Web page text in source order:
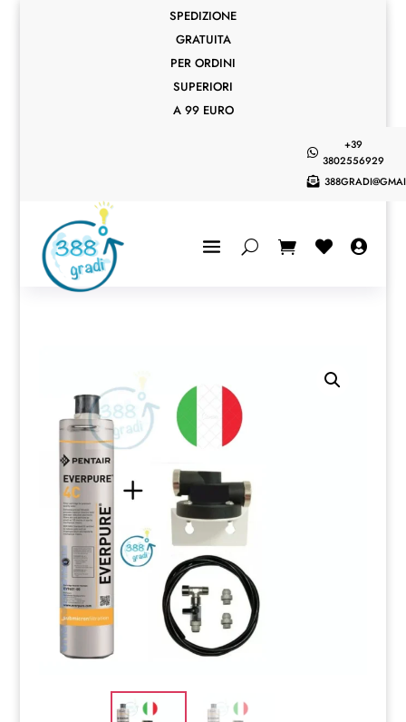
SPEDIZIONE
GRATUITA
PER ORDINI
SUPERIORI
A 99 EURO

+39
3802556929

 